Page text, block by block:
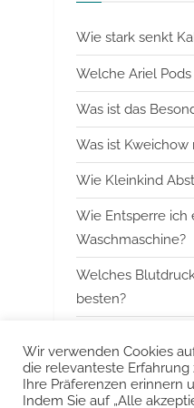
o
s
t
:
Wie stark senkt
Welche Ariel
Was ist das
Was ist Kweichow
Wie Kleinkind
Wie Entsperre ich
Waschmaschine?
Welches
besten?
Kann man
Wir verwenden Cookies
die relevanteste
Ihre Präferenzen erinnern
Indem Sie auf „Alle